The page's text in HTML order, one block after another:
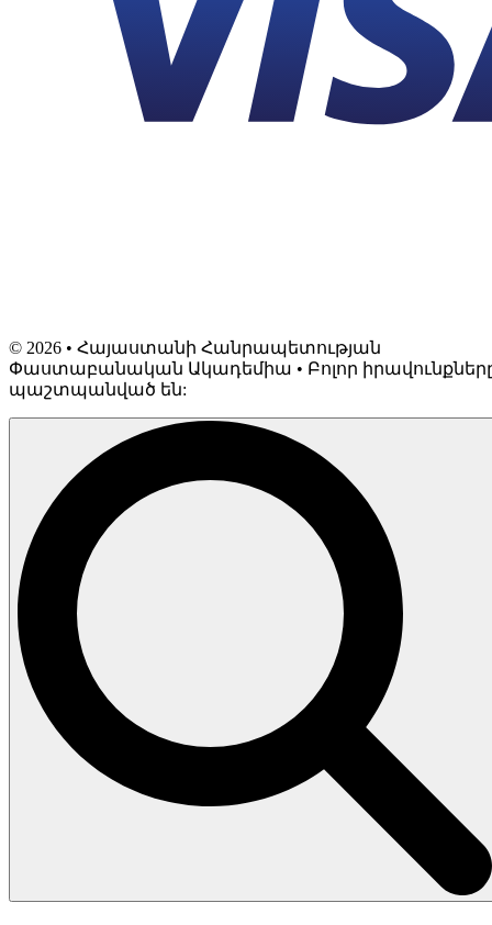
© 2026 • Հայաստանի Հանրապետության
Փաստաբանական Ակադեմիա • Բոլոր
պաշտպանված են: